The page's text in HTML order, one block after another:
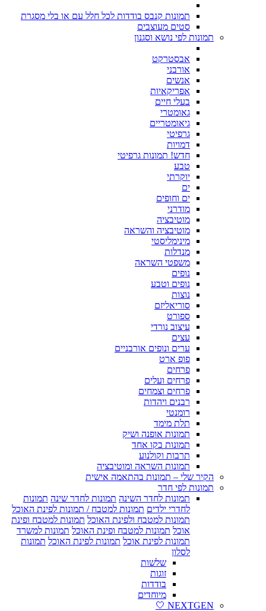
תמונות קנבס בודדות לכל חלל עם או בלי מסגרת
סטים מעוצבים
תמונות לפי נושא וסגנון
אבסטרקט
אורבני
אנשים
אפריקאיות
בעלי חיים
גאומטרי
גיאומטריים
גרפיטי
דמויות
חדש! תמונות גרפיטי
טבע
יוקרתי
ים
ים וחופים
מודרני
מוטיבציה
מוטיבציה והשראה
מינימליסטי
מנדלות
משפטי השראה
נופים
נופים וטבע
נוצות
סוריאליזם
ספורט
עיצוב נורדי
עצים
ערים ונופים אורבניים
פופ ארט
פרחים
פרחים ועלים
פרחים וצמחים
רבנים ויהדות
רומנטי
תלת מימד
תמונות אופנה ושיק
תמונות בקו אחד
תרבות וקולנוע
תמונות השראה ומוטיבציה
הקיר שלי – תמונות בהתאמה אישית
תמונות לפי חדר
תמונות לחדר השינה תמונות לחדר שינה תמונות
לחדרי ילדים תמונות למטבח / תמונות לפינת האוכל
תמונות למטבח ולפינת האוכל תמונות למטבח ופינת
אוכל תמונות למטבח ופינת האוכל תמונות למשרד
תמונות לפינת אוכל תמונות לפינת האוכל תמונות
לסלון
שלשות
זוגות
בודדות
מיוחדים
NEXTGEN 🤍